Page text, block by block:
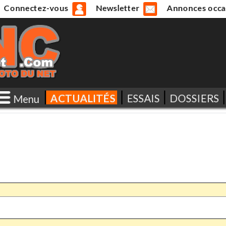
Connectez-vous Newsletter Annonces
Menu ACTUALITÉS ESSAIS DOSSIERS